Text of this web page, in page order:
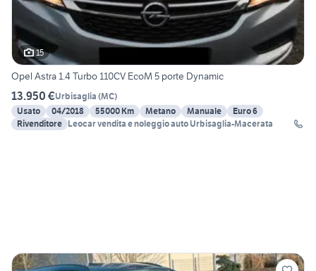
15
Opel Astra 1.4 Turbo 110CV EcoM 5 porte Dynamic
13.950 €Urbisaglia (MC)
Usato
04/2018 55000 Km Metano Manuale
Euro 6
Rivenditore Leocar vendita e noleggio auto Urbisaglia-Macerata